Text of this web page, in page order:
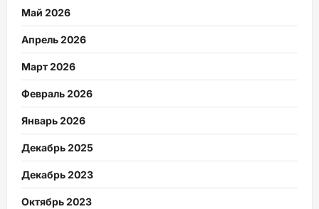
Май 2026
Апрель 2026
Март 2026
Февраль 2026
Январь 2026
Декабрь 2025
Декабрь 2023
Октябрь 2023